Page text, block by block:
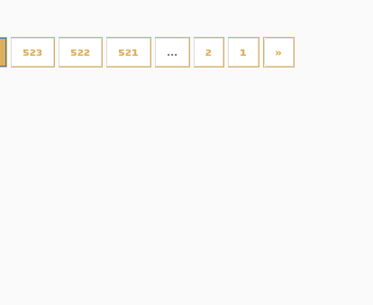
«
1
2
...
521
522
523